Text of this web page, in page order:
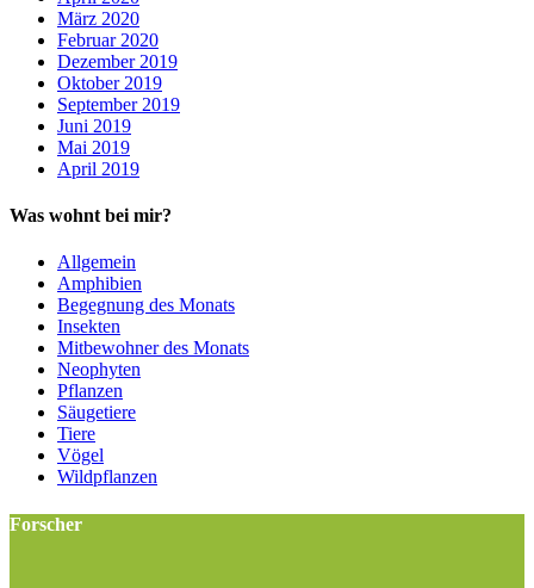
März 2020
Februar 2020
Dezember 2019
Oktober 2019
September 2019
Juni 2019
Mai 2019
April 2019
Was wohnt bei mir?
Allgemein
Amphibien
Begegnung des Monats
Insekten
Mitbewohner des Monats
Neophyten
Pflanzen
Säugetiere
Tiere
Vögel
Wildpflanzen
Forscher